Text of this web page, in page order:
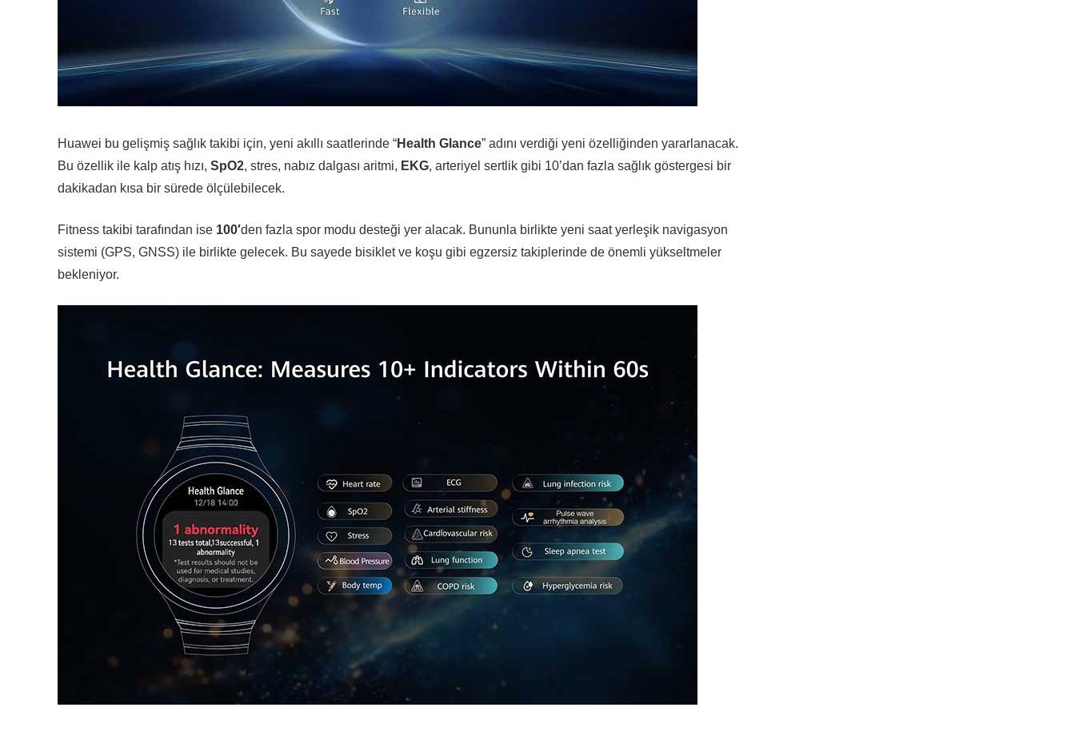
Huawei bu gelişmiş sağlık takibi için, yeni akıllı saatlerinde “Health Glance” adını verdiği yeni özelliğinden yararlanacak.
Bu özellik ile kalp atış hızı, SpO2, stres, nabız dalgası aritmi, EKG, arteriyel sertlik gibi 10’dan fazla sağlık göstergesi bir
dakikadan kısa bir sürede ölçülebilecek.
Fitness takibi tarafından ise 100′den fazla spor modu desteği yer alacak. Bununla birlikte yeni saat yerleşik navigasyon
sistemi (GPS, GNSS) ile birlikte gelecek. Bu sayede bisiklet ve koşu gibi egzersiz takiplerinde de önemli yükseltmeler
bekleniyor.